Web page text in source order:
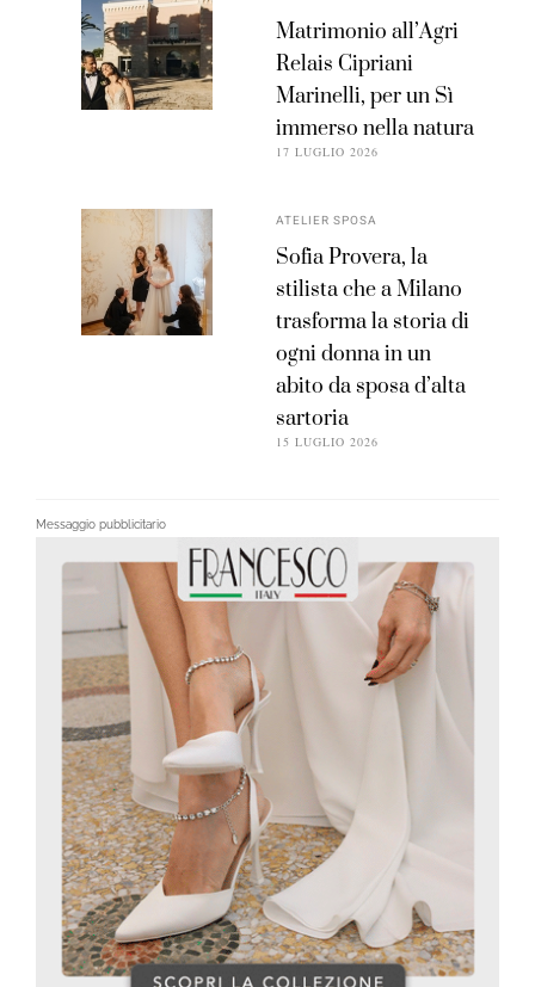
Matrimonio all’Agri
Relais Cipriani
Marinelli, per un Sì
immerso nella natura
17 LUGLIO 2026
ATELIER SPOSA
Sofia Provera, la
stilista che a Milano
trasforma la storia di
ogni donna in un
abito da sposa d’alta
sartoria
15 LUGLIO 2026
Messaggio pubblicitario